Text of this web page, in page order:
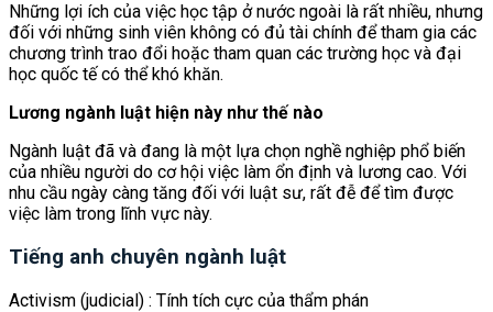
Những lợi ích của việc học tập ở nước ngoài là rất nhiều, nhưng
đối với những sinh viên không có đủ tài chính để tham gia các
chương trình trao đổi hoặc tham quan các trường học và đại
học quốc tế có thể khó khăn.
Lương ngành luật hiện này như thế nào
Ngành luật đã và đang là một lựa chọn nghề nghiệp phổ biến
của nhiều người do cơ hội việc làm ổn định và lương cao. Với
nhu cầu ngày càng tăng đối với luật sư, rất đễ để tìm được
việc làm trong lĩnh vực này.
Tiếng anh chuyên ngành luật
Activism (judicial) : Tính tích cực của thẩm phán